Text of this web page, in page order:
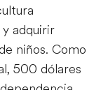
adquirir
niños. Como
500 dólares